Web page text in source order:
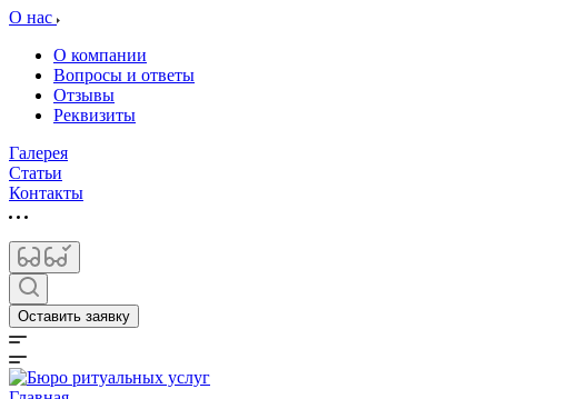
О нас
О компании
Вопросы и ответы
Отзывы
Реквизиты
Галерея
Статьи
Контакты
Оставить заявку